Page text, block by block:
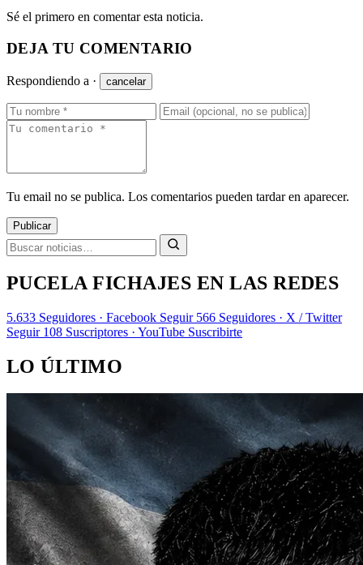
Sé el primero en comentar esta noticia.
DEJA TU COMENTARIO
Respondiendo a · cancelar
Tu email no se publica. Los comentarios pueden tardar en aparecer.
Publicar
PUCELA FICHAJES EN LAS REDES
5.633 Seguidores · Facebook Seguir 566 Seguidores · X / Twitter
Seguir 108 Suscriptores · YouTube Suscribirte
LO ÚLTIMO